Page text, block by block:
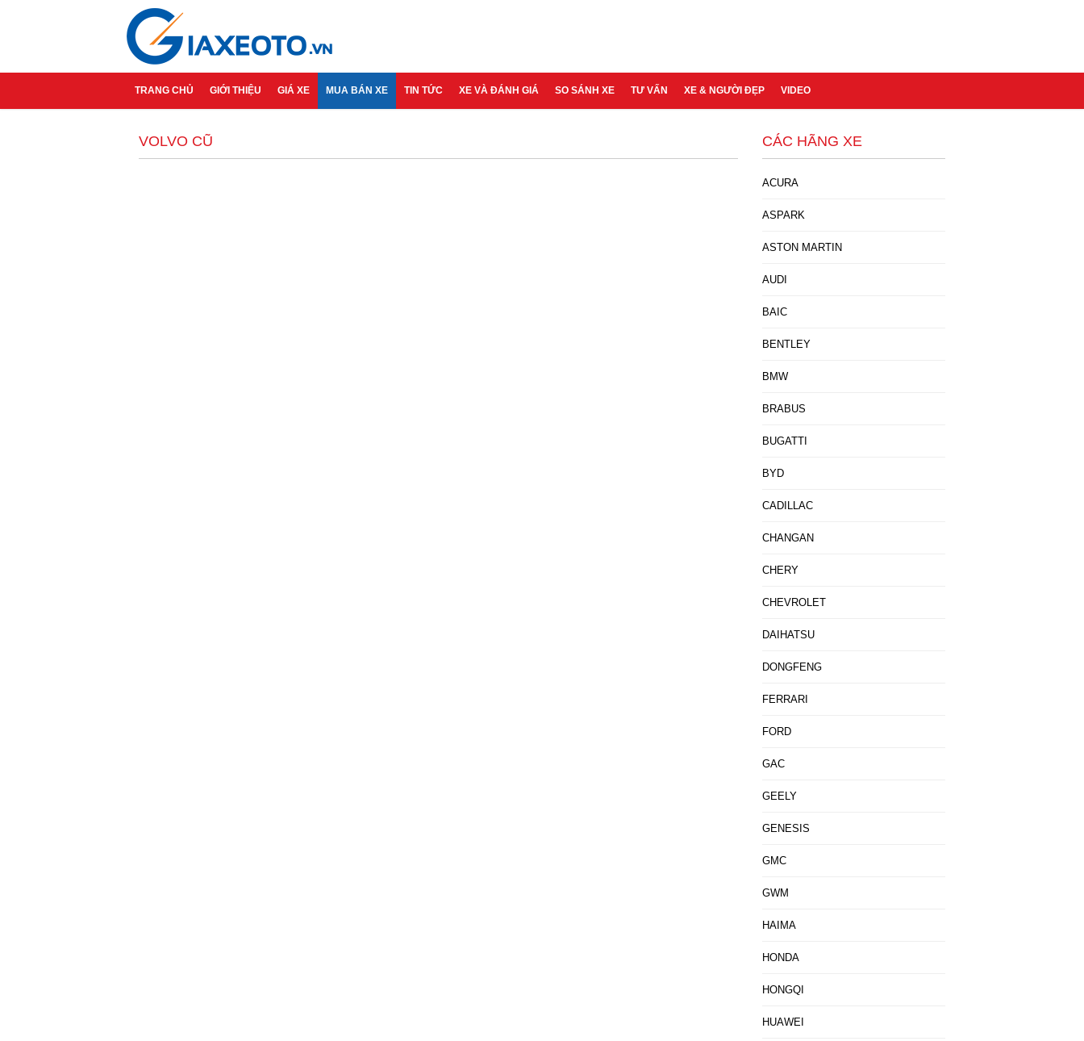
TRANG CHỦ GIỚI THIỆU GIÁ XE MUA BÁN XE TIN TỨC XE VÀ ĐÁNH GIÁ SO SÁNH XE TƯ VẤN XE & NGƯỜI ĐẸP VIDEO
VOLVO CŨ CÁC HÃNG XE
ACURA
ASPARK
ASTON MARTIN
AUDI
BAIC
BENTLEY
BMW
BRABUS
BUGATTI
BYD
CADILLAC
CHANGAN
CHERY
CHEVROLET
DAIHATSU
DONGFENG
FERRARI
FORD
GAC
GEELY
GENESIS
GMC
GWM
HAIMA
HONDA
HONGQI
HUAWEI